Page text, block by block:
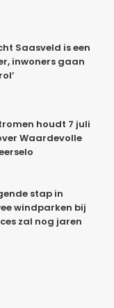
Saasveld is een
inwoners gaan
houdt 7 juli
Waardevolle
stap in
windparken bij
zal nog jaren